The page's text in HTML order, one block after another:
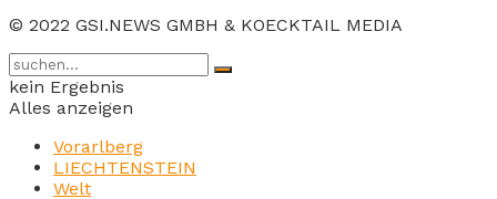
© 2022 GSI.NEWS GMBH & KOECKTAIL MEDIA
kein Ergebnis
Alles anzeigen
Vorarlberg
LIECHTENSTEIN
Welt